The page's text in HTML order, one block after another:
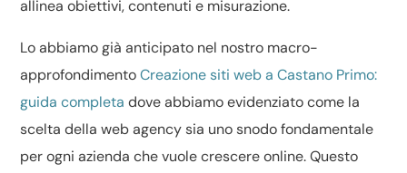
allinea obiettivi, contenuti e misurazione.
Lo abbiamo già anticipato nel nostro macro-
approfondimentoCreazione siti web a Castano Primo:
guida completa dove abbiamo evidenziato come la
scelta della web agency sia uno snodo fondamentale
per ogni azienda che vuole crescere online. Questo